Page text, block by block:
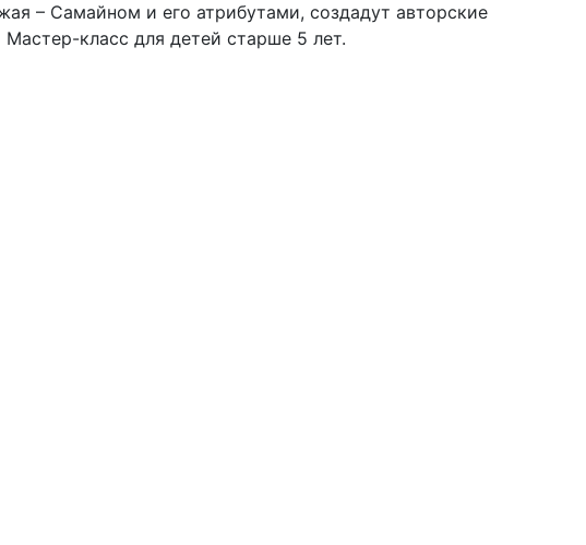
– Самайном и его атрибутами, создадут авторские
класс для детей старше 5 лет.